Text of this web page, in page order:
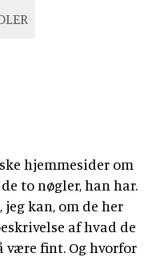
hjemmesider om
to nøgler, han har.
kan, om de her
af hvad de
være fint. Og hvorfor